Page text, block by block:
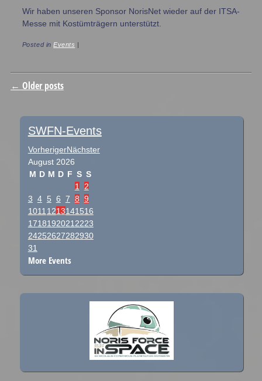
Wir haben unseren Sponsor NorisNet wieder auf der ITSA-
Messe mit Kostümträgern unterstützt.
Posted inEvents |
Post navigation
← Older posts
SWFN-Events
VorherigerNächster
August 2026
M D M D F S S
1
2
3 4 5 6 7 8 9
1011 1213141516
1718192021 2223
24252627282930
31
More Events